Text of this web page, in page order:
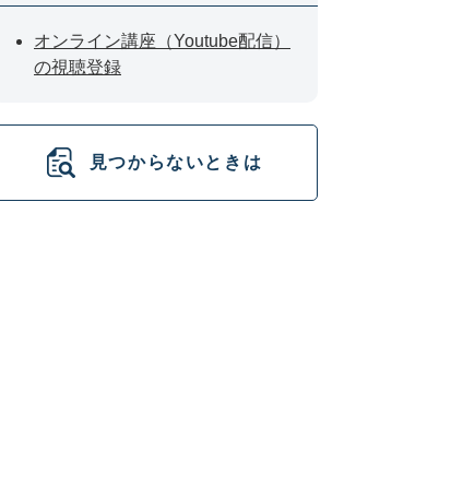
オンライン講座（Youtube配信）
の視聴登録
見つからないときは